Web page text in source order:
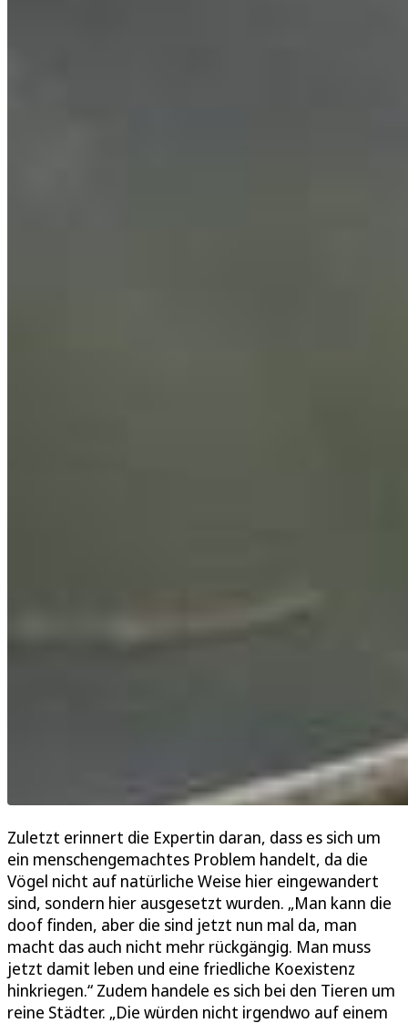
Zuletzt erinnert die Expertin daran, dass es sich um
ein menschengemachtes Problem handelt, da die
Vögel nicht auf natürliche Weise hier eingewandert
sind, sondern hier ausgesetzt wurden. „Man kann die
doof finden, aber die sind jetzt nun mal da, man
macht das auch nicht mehr rückgängig. Man muss
jetzt damit leben und eine friedliche Koexistenz
hinkriegen.“ Zudem handele es sich bei den Tieren um
reine Städter. „Die würden nicht irgendwo auf einem